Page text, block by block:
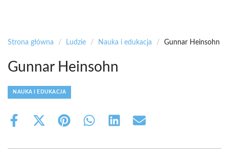
Strona główna / Ludzie / Nauka i edukacja / Gunnar Heinsohn
Gunnar Heinsohn
NAUKA I EDUKACJA
Share
Share
(Twitter)
Share Share Share Share